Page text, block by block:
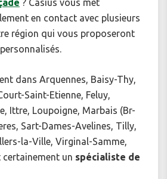
? Casius vous met
en contact avec plusieurs
région qui vous proposeront
dans Arquennes, Baisy-Thy,
Saint-Etienne, Feluy,
Ittre, Loupoigne, Marbais (Br-
Sart-Dames-Avelines, Tilly,
la-Ville, Virginal-Samme,
un spécialiste de